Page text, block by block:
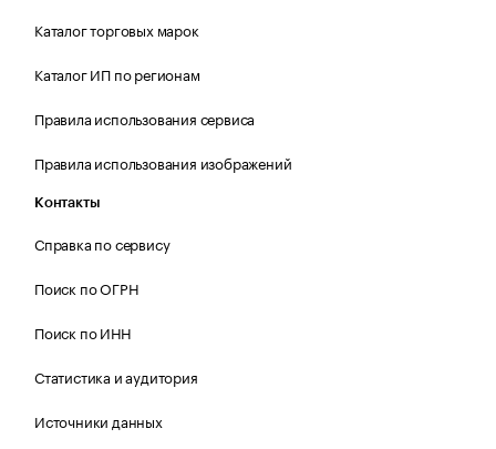
Каталог торговых марок
Каталог ИП по регионам
Правила использования сервиса
Правила использования изображений
Контакты
Справка по сервису
Поиск по ОГРН
Поиск по ИНН
Статистика и аудитория
Источники данных